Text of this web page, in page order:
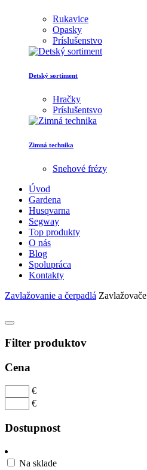
Rukavice
Opasky
Príslušenstvo
Detský sortiment
Hračky
Príslušentsvo
Zimná technika
Snehové frézy
Úvod
Gardena
Husqvarna
Segway
Top produkty
O nás
Blog
Spolupráca
Kontakty
Zavlažovanie a čerpadlá Zavlažovače
Filter produktov
Cena
€
€
Dostupnost
Na sklade